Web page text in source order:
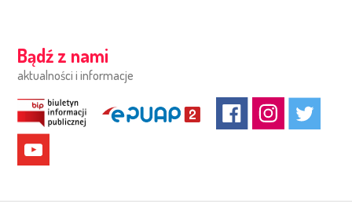
Bądź z nami
aktualności i informacje